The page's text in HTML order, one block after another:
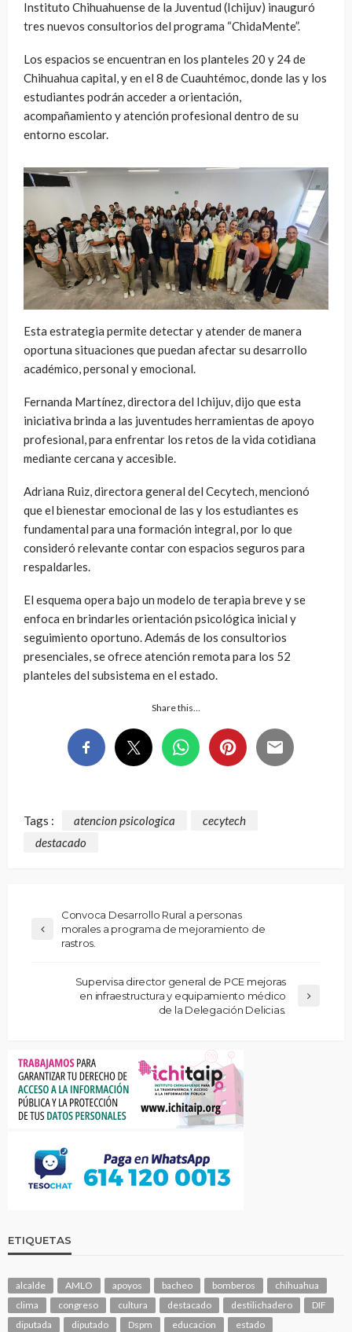
Instituto Chihuahuense de la Juventud (Ichijuv) inauguró
tres nuevos consultorios del programa “ChidaMente”.
Los espacios se encuentran en los planteles 20 y 24 de
Chihuahua capital, y en el 8 de Cuauhtémoc, donde las y los
estudiantes podrán acceder a orientación,
acompañamiento y atención profesional dentro de su
entorno escolar.
Esta estrategia permite detectar y atender de manera
oportuna situaciones que puedan afectar su desarrollo
académico, personal y emocional.
Fernanda Martínez, directora del Ichijuv, dijo que esta
iniciativa brinda a las juventudes herramientas de apoyo
profesional, para enfrentar los retos de la vida cotidiana
mediante cercana y accesible.
Adriana Ruiz, directora general del Cecytech, mencionó
que el bienestar emocional de las y los estudiantes es
fundamental para una formación integral, por lo que
consideró relevante contar con espacios seguros para
respaldarles.
El esquema opera bajo un modelo de terapia breve y se
enfoca en brindarles orientación psicológica inicial y
seguimiento oportuno. Además de los consultorios
presenciales, se ofrece atención remota para los 52
planteles del subsistema en el estado.
Share this…
Tags : atencion psicologica
cecytech
destacado
Convoca Desarrollo Rural a personas
morales a programa de mejoramiento de
rastros.
Supervisa director general de PCE mejoras
en infraestructura y equipamiento médico
de la Delegación Delicias.
ETIQUETAS
alcalde AMLO apoyos bacheo bomberos
chihuahua
clima
congreso cultura destacado destilichadero
DIF
diputada
diputado Dspm educacion
estado